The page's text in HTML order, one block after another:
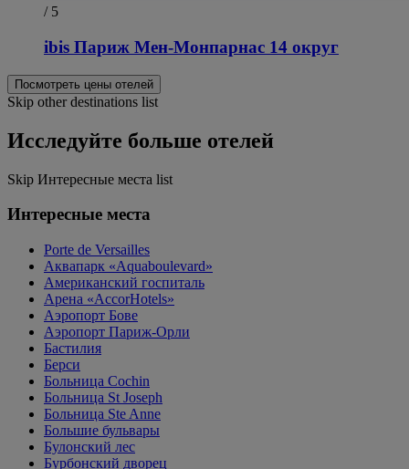
/ 5
ibis Париж Мен-Монпарнас 14 округ
Посмотреть цены отелей
Skip other destinations list
Исследуйте больше отелей
Skip Интересные места list
Интересные места
Porte de Versailles
Аквапарк «Aquaboulevard»
Американский госпиталь
Арена «AccorHotels»
Аэропорт Бове
Аэропорт Париж-Орли
Бастилия
Берси
Больница Cochin
Больница St Joseph
Больница Ste Anne
Большие бульвары
Булонский лес
Бурбонский дворец